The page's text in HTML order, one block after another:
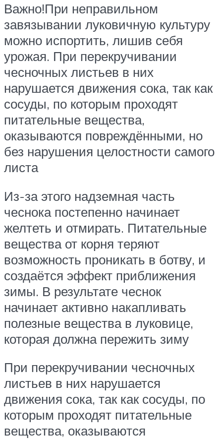
Важно!При неправильном
завязывании луковичную культуру
можно испортить, лишив себя
урожая. При перекручивании
чесночных листьев в них
нарушается движения сока, так как
сосуды, по которым проходят
питательные вещества,
оказываются повреждёнными, но
без нарушения целостности самого
листа
Из-за этого надземная часть
чеснока постепенно начинает
желтеть и отмирать. Питательные
вещества от корня теряют
возможность проникать в ботву, и
создаётся эффект приближения
зимы. В результате чеснок
начинает активно накапливать
полезные вещества в луковице,
которая должна пережить зиму
При перекручивании чесночных
листьев в них нарушается
движения сока, так как сосуды, по
которым проходят питательные
вещества, оказываются